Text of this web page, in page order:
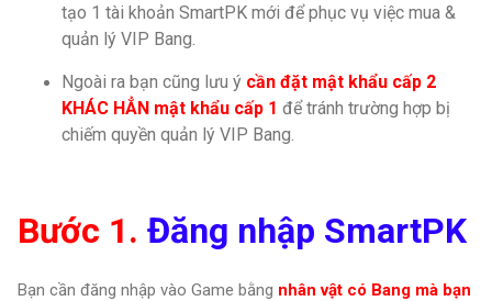
tạo 1 tài khoản SmartPK mới để phục vụ việc mua &
quản lý VIP Bang.
Ngoài ra bạn cũng lưu ý cần đặt mật khẩu cấp 2
KHÁC HẲN mật khẩu cấp 1 để tránh trường hợp bị
chiếm quyền quản lý VIP Bang.
Bước 1. Đăng nhập SmartPK
Bạn cần đăng nhập vào Game bằng nhân vật có Bang mà bạn